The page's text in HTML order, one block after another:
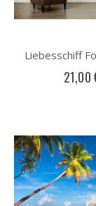
Liebesschiff
21,00